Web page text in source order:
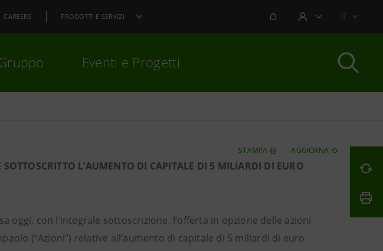
CAREERS PRODOTTI E SERVIZI NOTIFICHEAREA UTENTEIT
Eventi e Progetti
STAMPA AGGIORNA
L’AUMENTO DI CAPITALE DI 5 MILIARDI DI EURO
oggi, con l’integrale sottoscrizione, l’offerta in opzione delle azioni
(“Azioni”) relative all’aumento di capitale di 5 miliardi di euro